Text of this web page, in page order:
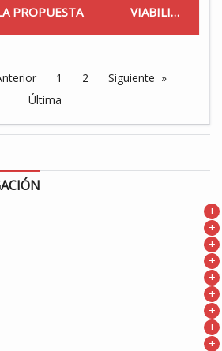
PROPUESTA VIABILIDAD
1 2
Siguiente
Última